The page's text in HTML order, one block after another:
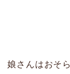
娘さんはおそ